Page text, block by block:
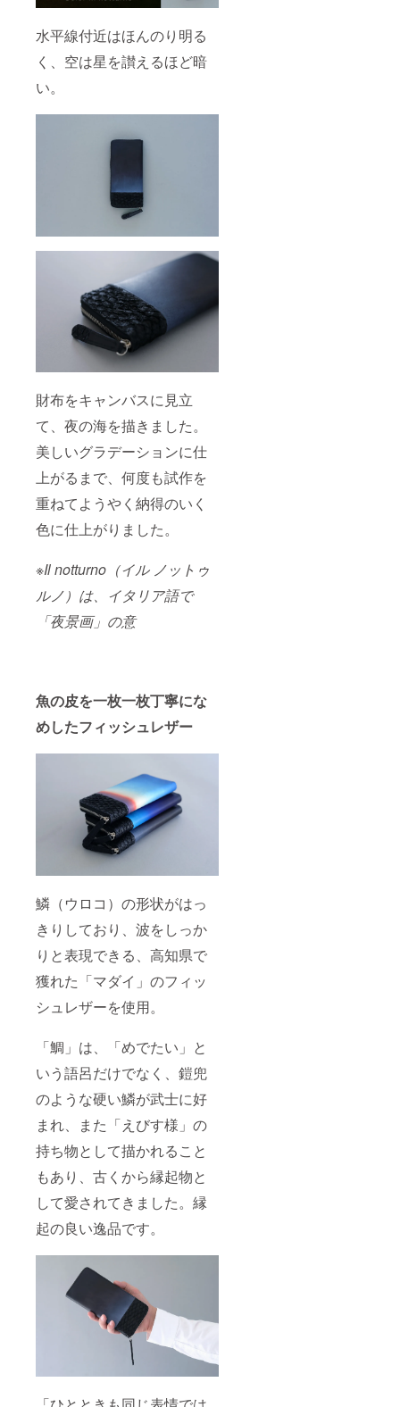
水平線付近はほんのり明る
く、空は星を讃えるほど暗
い。
財布をキャンバスに見立
て、夜の海を描きました。
美しいグラデーションに仕
上がるまで、何度も試作を
重ねてようやく納得のいく
色に仕上がりました。
※Il notturno（イル ノットゥ
ルノ）は、イタリア語で
「夜景画」の意
魚の皮を一枚一枚丁寧にな
めしたフィッシュレザー
鱗（ウロコ）の形状がはっ
きりしており、波をしっか
りと表現できる、高知県で
獲れた「マダイ」のフィッ
シュレザーを使用。
「鯛」は、「めでたい」と
いう語呂だけでなく、鎧兜
のような硬い鱗が武士に好
まれ、また「えびす様」の
持ち物として描かれること
もあり、古くから縁起物と
して愛されてきました。縁
起の良い逸品です。